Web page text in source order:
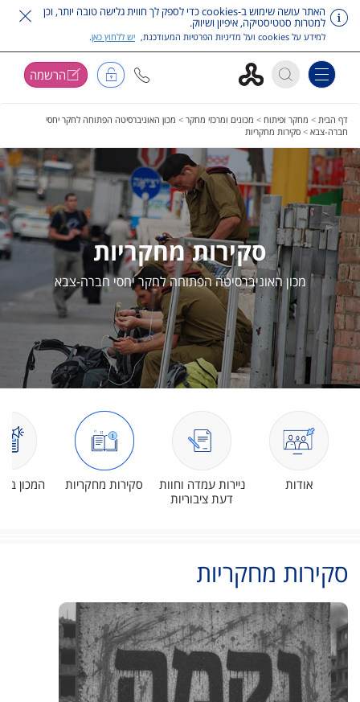
האתר עושה שימוש ב-cookies כדי לספק לך חווית גלישה טובה יותר, וכן
למטרות סטטיסטיקה, איפיון ושיווק.
למידע על cookies ועל מדיניות הפרטיות המעודכנת, יש ללחוץ כאן.
Toggle navigation הרשמה
דף הבית > מחקר ופיתוח > מכונים ומרכזי מחקר > מכון האוניברסיטה הפתוחה לחקר יחסי
חברה-צבא > סקירות מחקריות
סקירות מחקריות
מכון האוניברסיטה הפתוחה לחקר יחסי חברה-צבא
אודות
ניירות עמדה וחוות
דעת ציבוריות
סקירות מחקריות המכון
סקירות מחקריות